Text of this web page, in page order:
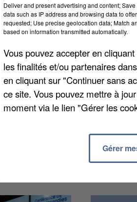
et Lucé sont intervenus
hier matin. Quatre
d'une lance. Un jeune
des examens. Quatre
VUS
Deliver and present advertising and content;
data such as IP address and browsing data to
requested; Use precise geolocation data; Match
based on information transmitted automatically.
Vous pouvez accepter en
les finalités et/ou partenaires
en cliquant sur "Continuer sans
ce site. Vous pouvez mettre à
moment via le lien "Gérer les
Gérer